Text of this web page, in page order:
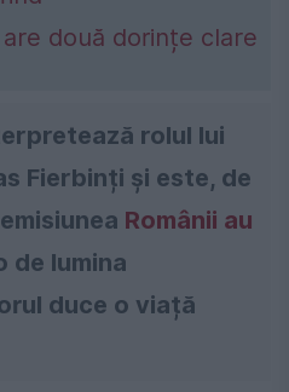
două dorințe clare
rolul lui
Fierbinți și este, de
Românii au
de lumina
duce o viață